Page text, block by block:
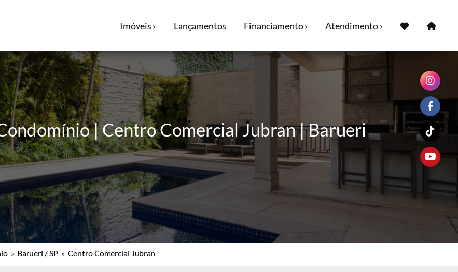
Imóveis › Lançamentos Financiamento › Atendimento ›
| Centro Comercial Jubran | Barueri
» Barueri / SP » Centro Comercial Jubran